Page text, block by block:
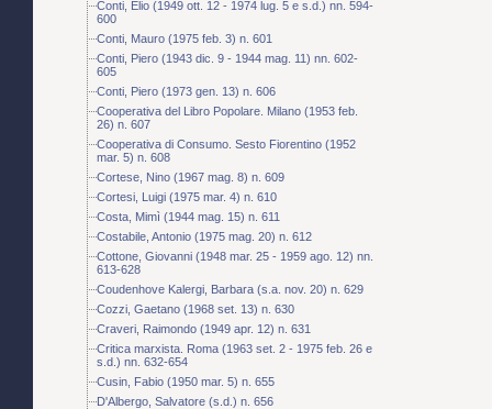
Conti, Elio (1949 ott. 12 - 1974 lug. 5 e s.d.) nn. 594-
600
Conti, Mauro (1975 feb. 3) n. 601
Conti, Piero (1943 dic. 9 - 1944 mag. 11) nn. 602-
605
Conti, Piero (1973 gen. 13) n. 606
Cooperativa del Libro Popolare. Milano (1953 feb.
26) n. 607
Cooperativa di Consumo. Sesto Fiorentino (1952
mar. 5) n. 608
Cortese, Nino (1967 mag. 8) n. 609
Cortesi, Luigi (1975 mar. 4) n. 610
Costa, Mimì (1944 mag. 15) n. 611
Costabile, Antonio (1975 mag. 20) n. 612
Cottone, Giovanni (1948 mar. 25 - 1959 ago. 12) nn.
613-628
Coudenhove Kalergi, Barbara (s.a. nov. 20) n. 629
Cozzi, Gaetano (1968 set. 13) n. 630
Craveri, Raimondo (1949 apr. 12) n. 631
Critica marxista. Roma (1963 set. 2 - 1975 feb. 26 e
s.d.) nn. 632-654
Cusin, Fabio (1950 mar. 5) n. 655
D'Albergo, Salvatore (s.d.) n. 656